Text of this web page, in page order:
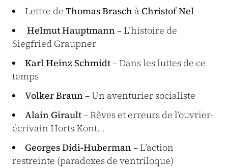
Lettre de Thomas Brasch àChristof Nel
Helmut Hauptmann – L’histoire de
Siegfried Graupner
Karl Heinz Schmidt– Dans les luttes de ce
temps
Volker Braun – Un aventurier socialiste
Alain Girault– Rêves et erreurs de l’ouvrier-
écrivain Horts Kont…
Georges Didi-Huberman – L’action
restreinte (paradoxes de ventriloque)